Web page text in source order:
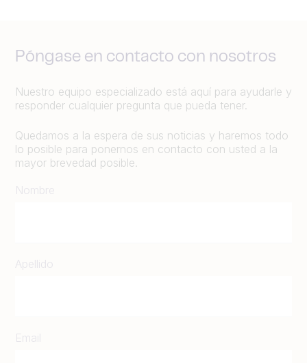
Póngase en contacto con nosotros
Nuestro equipo especializado está aquí para ayudarle y
responder cualquier pregunta que pueda tener.
Quedamos a la espera de sus noticias y haremos todo
lo posible para ponernos en contacto con usted a la
mayor brevedad posible.
Nombre
Apellido
Email